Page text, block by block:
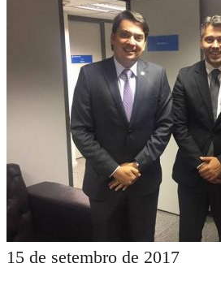
15 de setembro de 2017